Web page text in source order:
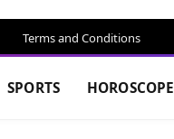
Terms and Conditions
SPORTS HOROSCOPE